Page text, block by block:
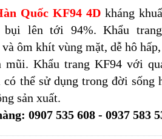
Quốc KF94 4D kháng
bụi lên tới 94%. Khẩu
ôm khít vùng mặt, dễ hô
mũi. Khẩu trang KF94 với
thể sử dụng trong đời sống
sản xuất.
0907 535 608 - 0937 583